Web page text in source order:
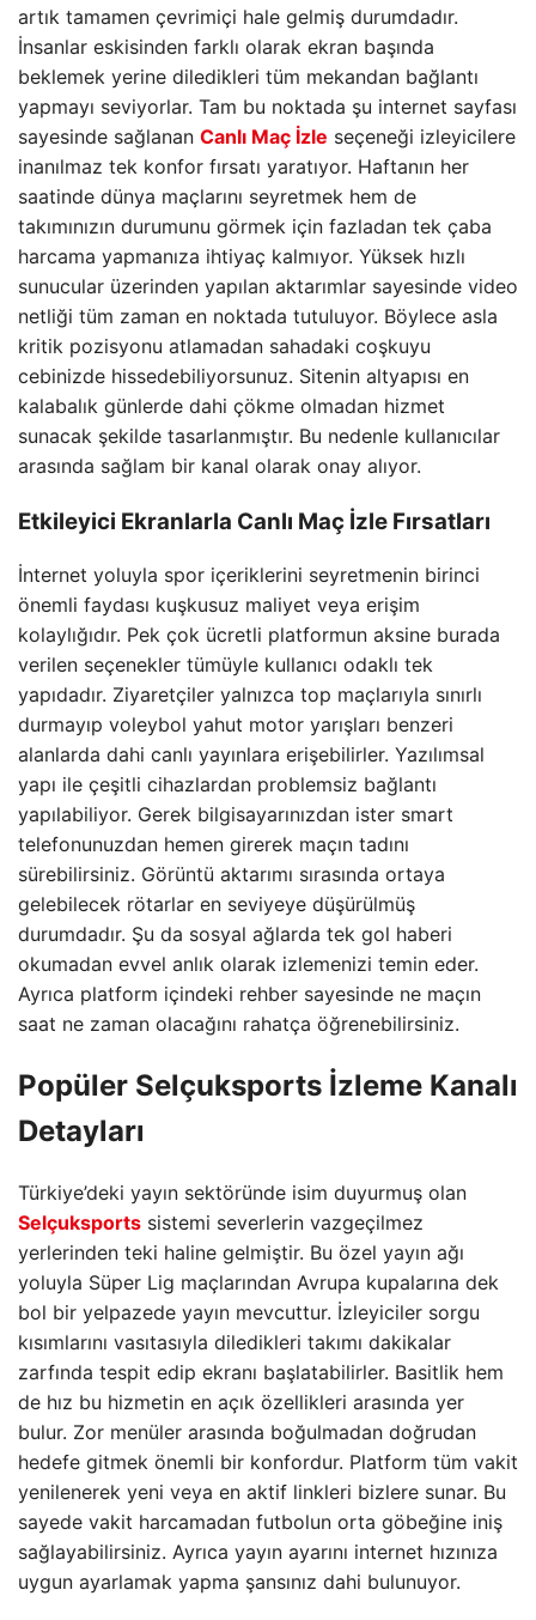
artık tamamen çevrimiçi hale gelmiş durumdadır.
İnsanlar eskisinden farklı olarak ekran başında
beklemek yerine diledikleri tüm mekandan bağlantı
yapmayı seviyorlar. Tam bu noktada şu internet sayfası
sayesinde sağlanan Canlı Maç İzle seçeneği izleyicilere
inanılmaz tek konfor fırsatı yaratıyor. Haftanın her
saatinde dünya maçlarını seyretmek hem de
takımınızın durumunu görmek için fazladan tek çaba
harcama yapmanıza ihtiyaç kalmıyor. Yüksek hızlı
sunucular üzerinden yapılan aktarımlar sayesinde video
netliği tüm zaman en noktada tutuluyor. Böylece asla
kritik pozisyonu atlamadan sahadaki coşkuyu
cebinizde hissedebiliyorsunuz. Sitenin altyapısı en
kalabalık günlerde dahi çökme olmadan hizmet
sunacak şekilde tasarlanmıştır. Bu nedenle kullanıcılar
arasında sağlam bir kanal olarak onay alıyor.
Etkileyici Ekranlarla Canlı Maç İzle Fırsatları
İnternet yoluyla spor içeriklerini seyretmenin birinci
önemli faydası kuşkusuz maliyet veya erişim
kolaylığıdır. Pek çok ücretli platformun aksine burada
verilen seçenekler tümüyle kullanıcı odaklı tek
yapıdadır. Ziyaretçiler yalnızca top maçlarıyla sınırlı
durmayıp voleybol yahut motor yarışları benzeri
alanlarda dahi canlı yayınlara erişebilirler. Yazılımsal
yapı ile çeşitli cihazlardan problemsiz bağlantı
yapılabiliyor. Gerek bilgisayarınızdan ister smart
telefonunuzdan hemen girerek maçın tadını
sürebilirsiniz. Görüntü aktarımı sırasında ortaya
gelebilecek rötarlar en seviyeye düşürülmüş
durumdadır. Şu da sosyal ağlarda tek gol haberi
okumadan evvel anlık olarak izlemenizi temin eder.
Ayrıca platform içindeki rehber sayesinde ne maçın
saat ne zaman olacağını rahatça öğrenebilirsiniz.
Popüler Selçuksports İzleme Kanalı
Detayları
Türkiye’deki yayın sektöründe isim duyurmuş olan
Selçuksports sistemi severlerin vazgeçilmez
yerlerinden teki haline gelmiştir. Bu özel yayın ağı
yoluyla Süper Lig maçlarından Avrupa kupalarına dek
bol bir yelpazede yayın mevcuttur. İzleyiciler sorgu
kısımlarını vasıtasıyla diledikleri takımı dakikalar
zarfında tespit edip ekranı başlatabilirler. Basitlik hem
de hız bu hizmetin en açık özellikleri arasında yer
bulur. Zor menüler arasında boğulmadan doğrudan
hedefe gitmek önemli bir konfordur. Platform tüm vakit
yenilenerek yeni veya en aktif linkleri bizlere sunar. Bu
sayede vakit harcamadan futbolun orta göbeğine iniş
sağlayabilirsiniz. Ayrıca yayın ayarını internet hızınıza
uygun ayarlamak yapma şansınız dahi bulunuyor.